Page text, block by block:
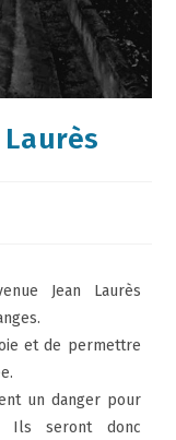
Jean Laurès
et de permettre
un danger pour
Ils seront donc